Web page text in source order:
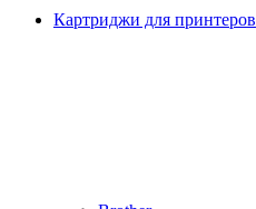
Картриджи для принтеров